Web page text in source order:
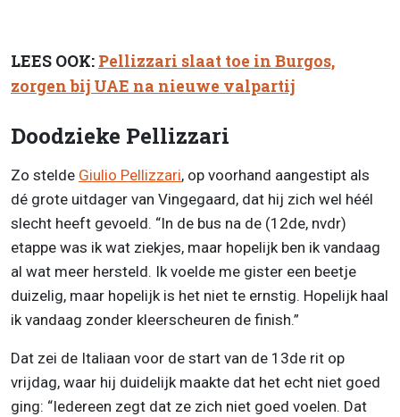
LEES OOK: Pellizzari slaat toe in Burgos,
zorgen bij UAE na nieuwe valpartij
Doodzieke Pellizzari
Zo stelde Giulio Pellizzari, op voorhand aangestipt als
dé grote uitdager van Vingegaard, dat hij zich wel héél
slecht heeft gevoeld. “In de bus na de (12de, nvdr)
etappe was ik wat ziekjes, maar hopelijk ben ik vandaag
al wat meer hersteld. Ik voelde me gister een beetje
duizelig, maar hopelijk is het niet te ernstig. Hopelijk haal
ik vandaag zonder kleerscheuren de finish.”
Dat zei de Italiaan voor de start van de 13de rit op
vrijdag, waar hij duidelijk maakte dat het echt niet goed
ging: “Iedereen zegt dat ze zich niet goed voelen. Dat